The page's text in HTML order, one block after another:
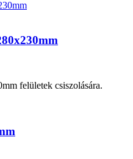
felületek csiszolására.